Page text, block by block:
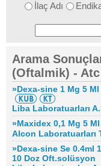
İlaç Adı
Arama
(Oftalmik) -
»Dexa-sine 1 Mg 5 Ml
Liba Laboratuarları
»Maxidex 0,1 Mg 5
Alcon Laboratuarları
»Dexa-sine Se 0.4ml
10 Doz Oft.solüsyon